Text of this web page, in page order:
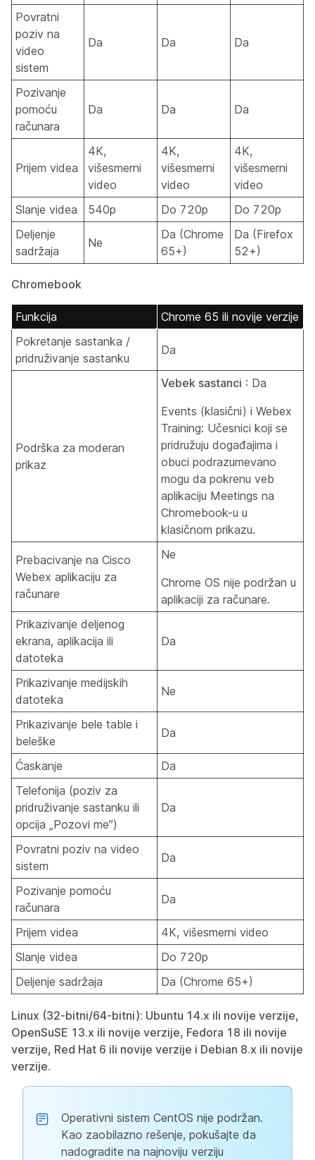
Povratni
poziv na
video
sistem
Da Da Da
Pozivanje
pomoću
računara
Da Da Da
Prijem videa
4K,
višesmerni
video
4K,
višesmerni
video
4K,
višesmerni
video
Slanje videa
540p Do 720p
Do 720p
Deljenje
sadržaja
Ne
Da (Chrome
65+)
Da (Firefox
52+)
Chromebook
Funkcija
Chrome 65 ili novije verzije
Pokretanje sastanka /
pridruživanje sastanku
Da
Podrška za moderan
prikaz
Vebek sastanci : Da
Events (klasični) i Webex
Training: Učesnici koji se
pridružuju događajima i
obuci podrazumevano
mogu da pokrenu veb
aplikaciju Meetings na
Chromebook-u u
klasičnom prikazu.
Prebacivanje na Cisco
Webex aplikaciju za
računare
Ne
Chrome OS nije podržan u
aplikaciji za računare.
Prikazivanje deljenog
ekrana, aplikacija ili
datoteka
Da
Prikazivanje medijskih
datoteka
Ne
Prikazivanje bele table i
beleške
Da
Ćaskanje
Da
Telefonija (poziv za
pridruživanje sastanku ili
opcija „Pozovi me”)
Da
Povratni poziv na video
sistem
Da
Pozivanje pomoću
računara
Da
Prijem videa
4K, višesmerni video
Slanje videa
Do 720p
Deljenje sadržaja
Da (Chrome 65+)
Linux (32-bitni/64-bitni): Ubuntu 14.x ili novije verzije,
OpenSuSE 13.x ili novije verzije, Fedora 18 ili novije
verzije, Red Hat 6 ili novije verzije i Debian 8.x ili novije
verzije.
Operativni sistem CentOS nije podržan.
Kao zaobilazno rešenje, pokušajte da
nadogradite na najnoviju verziju